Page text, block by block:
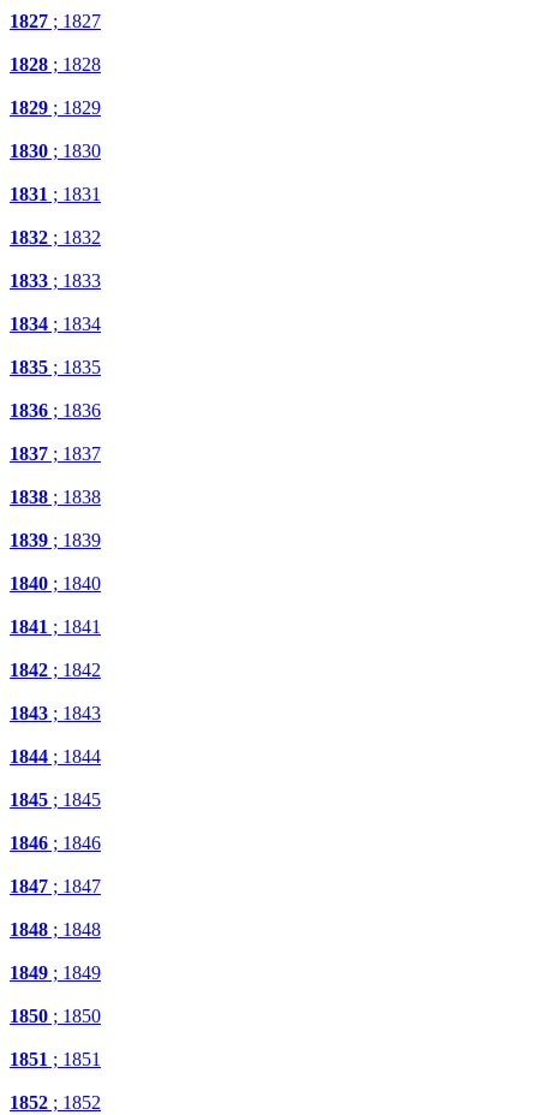
1827 ; 1827
1828 ; 1828
1829 ; 1829
1830 ; 1830
1831 ; 1831
1832 ; 1832
1833 ; 1833
1834 ; 1834
1835 ; 1835
1836 ; 1836
1837 ; 1837
1838 ; 1838
1839 ; 1839
1840 ; 1840
1841 ; 1841
1842 ; 1842
1843 ; 1843
1844 ; 1844
1845 ; 1845
1846 ; 1846
1847 ; 1847
1848 ; 1848
1849 ; 1849
1850 ; 1850
1851 ; 1851
1852 ; 1852